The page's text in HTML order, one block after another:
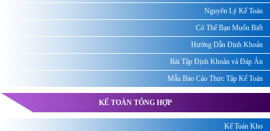
Nguyên Lý Kế Toán
Có Thể Bạn Muốn Biết
Hướng Dẫn Định Khoản
Bài Tập Định Khoản và Đáp Án
Mẫu Báo Cáo Thực Tập Kế Toán
KẾ TOÁN TỔNG HỢP
Kế Toán Kho